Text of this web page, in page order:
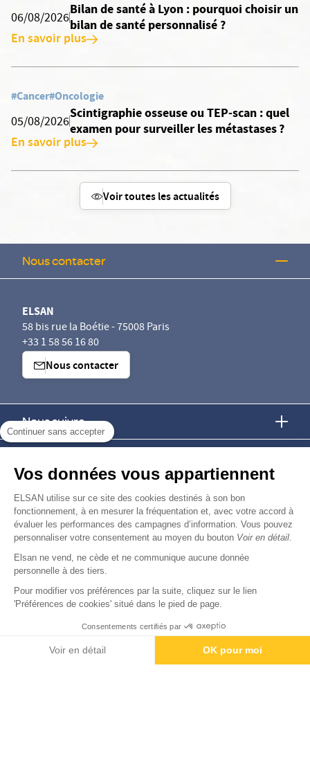
Continuer sans accepter
Vos données vous appartiennent
ELSAN utilise sur ce site des cookies destinés à son bon
fonctionnement, à en mesurer la fréquentation et, avec votre accord à
évaluer les performances des campagnes d’information. Vous pouvez
personnaliser votre consentement au moyen du bouton Voir en détail
Elsan ne vend, ne cède et ne communique aucune donnée
personnelle à des tiers.
Pour modifier vos préférences par la suite, cliquez sur le lien
'Préférences de cookies' situé dans le pied de page.
Consentements certifiés par
Voir en détail OK pour moi
06/08/2026
Bilan de santé à Lyon : pourquoi choisir un
bilan de santé personnalisé ?
En savoir plus
#Cancer#Oncologie
05/08/2026
Scintigraphie osseuse ou TEP-scan : quel
examen pour surveiller les métastases ?
En savoir plus
Voir toutes les actualités
Nous contacter
ELSAN
58 bis rue la Boétie - 75008 Paris
+33 1 58 56 16 80
Nous contacter
Nous suivre
Nous rejoindre
Devenir fournisseur
© Copyright 2026 Elsan
Mentions Légales-Données personnelles
Agence digitale : VOID